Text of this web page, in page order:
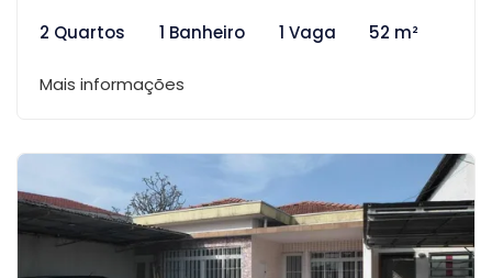
2 Quartos
1 Banheiro 1 Vaga 52 m²
Mais informações